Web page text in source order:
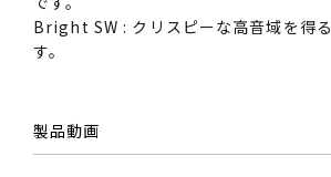
Bright SW : クリスピーな高音域を得
す。
製品動画